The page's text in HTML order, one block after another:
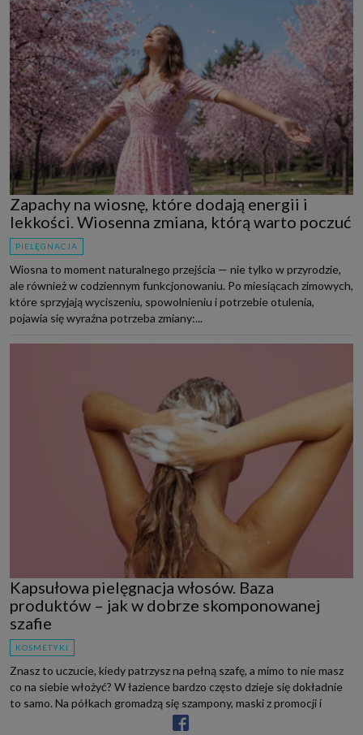
Zapachy na wiosnę, które dodają energii i
lekkości. Wiosenna zmiana, którą warto poczuć
PIELĘGNACJA
Wiosna to moment naturalnego przejścia — nie tylko w przyrodzie,
ale również w codziennym funkcjonowaniu. Po miesiącach zimowych,
które sprzyjają wyciszeniu, spowolnieniu i potrzebie otulenia,
pojawia się wyraźna potrzeba zmiany:...
Kapsułowa pielęgnacja włosów. Baza
produktów – jak w dobrze skomponowanej
szafie
KOSMETYKI
Znasz to uczucie, kiedy patrzysz na pełną szafę, a mimo to nie masz
co na siebie włożyć? W łazience bardzo często dzieje się dokładnie
to samo. Na półkach gromadzą się szampony, maski z promocji i
odżywki, które miały przynieść s...